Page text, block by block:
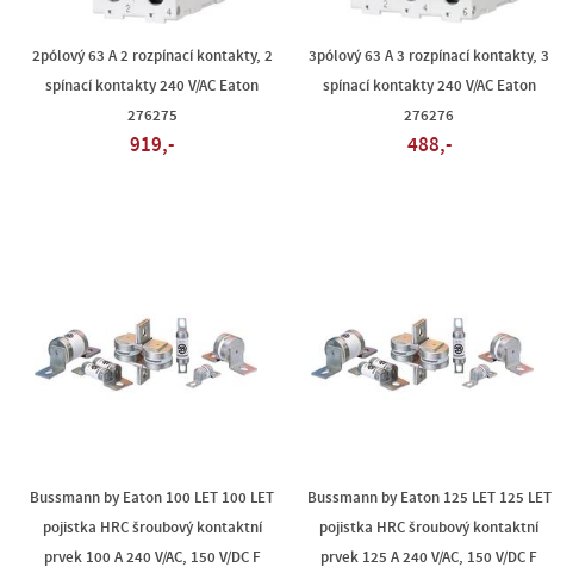
2pólový 63 A 2 rozpínací kontakty, 2
spínací kontakty 240 V/AC Eaton
276275
919,-
3pólový 63 A 3 rozpínací kontakty, 3
spínací kontakty 240 V/AC Eaton
276276
488,-
Bussmann by Eaton 100 LET 100 LET
pojistka HRC šroubový kontaktní
prvek 100 A 240 V/AC, 150 V/DC F
Bussmann by Eaton 125 LET 125 LET
pojistka HRC šroubový kontaktní
prvek 125 A 240 V/AC, 150 V/DC F